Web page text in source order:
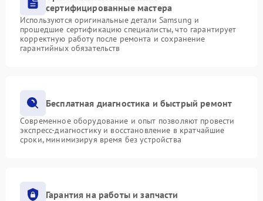
сертифицированные мастера
Используются оригинальные детали Samsung и
прошедшие сертификацию специалисты, что гарантирует
корректную работу после ремонта и сохранение
гарантийных обязательств
Бесплатная диагностика и быстрый ремонт
Современное оборудование и опыт позволяют провести
экспресс-диагностику и восстановление в кратчайшие
сроки, минимизируя время без устройства
Гарантия на работы и запчасти